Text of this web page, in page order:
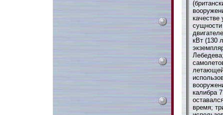
качестве
кВт (130
калибра
время;